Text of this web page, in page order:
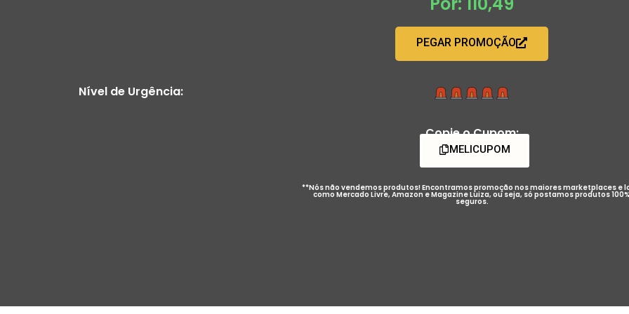
PEGAR PROMOÇÃO
Nível de Urgência:
Copie o Cupom:
MELICUPOM
**Nós não vendemos produtos! Encontramos promoção nos maiores marketplaces e
como Mercado Livre, Amazon e Magazine Luiza, ou seja, só postamos produtos 100%
seguros.